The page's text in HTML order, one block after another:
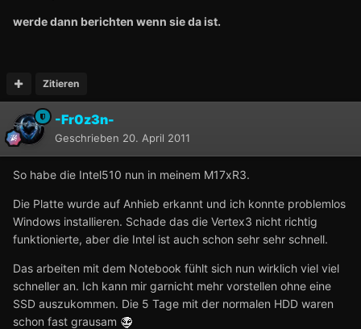
werde dann berichten wenn sie da ist.
Zitieren
-Fr0z3n-
Geschrieben 20. April 2011
So habe die Intel510 nun in meinem M17xR3.
Die Platte wurde auf Anhieb erkannt und ich konnte problemlos
Windows installieren. Schade das die Vertex3 nicht richtig
funktionierte, aber die Intel ist auch schon sehr sehr schnell.
Das arbeiten mit dem Notebook fühlt sich nun wirklich viel viel
schneller an. Ich kann mir garnicht mehr vorstellen ohne eine
SSD auszukommen. Die 5 Tage mit der normalen HDD waren
schon fast grausam